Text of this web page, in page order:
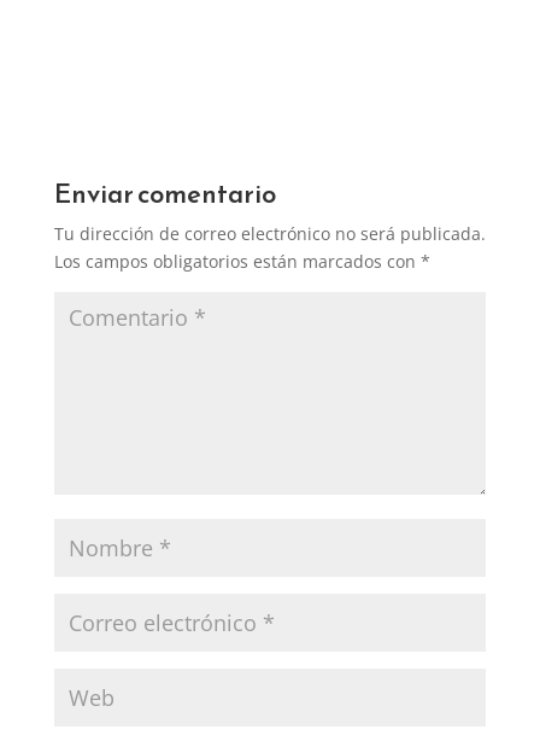
Enviar comentario
Tu dirección de correo electrónico no será publicada.
Los campos obligatorios están marcados con *